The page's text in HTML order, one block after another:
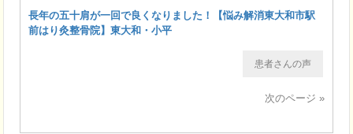
長年の五十肩が一回で良くなりました！【悩み解消東大和市駅
前はり灸整骨院】東大和・小平
患者さんの声
次のページ »